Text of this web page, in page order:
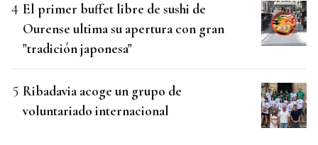
El primer buffet libre de sushi de
Ourense ultima su apertura con gran
"tradición japonesa"
Ribadavia acoge un grupo de
voluntariado internacional